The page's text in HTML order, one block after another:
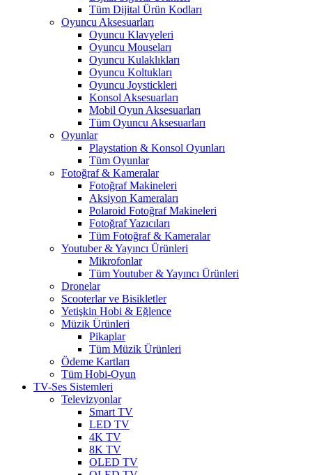
Tüm Dijital Ürün Kodları
Oyuncu Aksesuarları
Oyuncu Klavyeleri
Oyuncu Mouseları
Oyuncu Kulaklıkları
Oyuncu Koltukları
Oyuncu Joystickleri
Konsol Aksesuarları
Mobil Oyun Aksesuarları
Tüm Oyuncu Aksesuarları
Oyunlar
Playstation & Konsol Oyunları
Tüm Oyunlar
Fotoğraf & Kameralar
Fotoğraf Makineleri
Aksiyon Kameraları
Polaroid Fotoğraf Makineleri
Fotoğraf Yazıcıları
Tüm Fotoğraf & Kameralar
Youtuber & Yayıncı Ürünleri
Mikrofonlar
Tüm Youtuber & Yayıncı Ürünleri
Dronelar
Scooterlar ve Bisikletler
Yetişkin Hobi & Eğlence
Müzik Ürünleri
Pikaplar
Tüm Müzik Ürünleri
Ödeme Kartları
Tüm Hobi-Oyun
TV-Ses Sistemleri
Televizyonlar
Smart TV
LED TV
4K TV
8K TV
OLED TV